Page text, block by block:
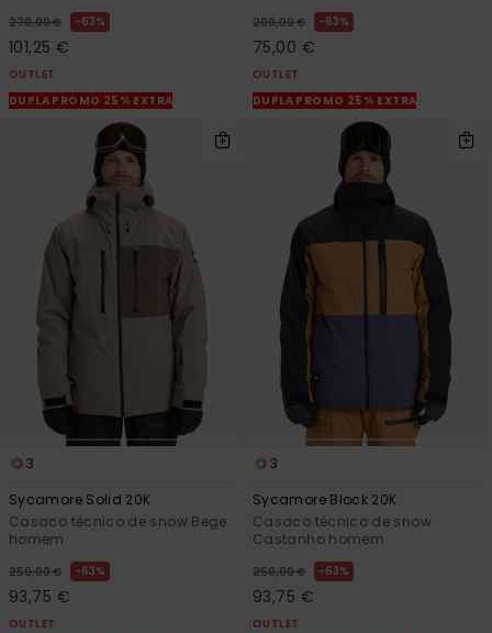
270,00 € 63%
101,25 €
OUTLET
DUPLA PROMO 25% EXTRA
200,00 € 63%
75,00 €
OUTLET
DUPLA PROMO 25% EXTRA
3
Sycamore Solid 20K
Casaco técnico de snow Bege
homem
250,00 € 63%
93,75 €
OUTLET
3
Sycamore Block 20K
Casaco técnico de snow
Castanho homem
250,00 € 63%
93,75 €
OUTLET